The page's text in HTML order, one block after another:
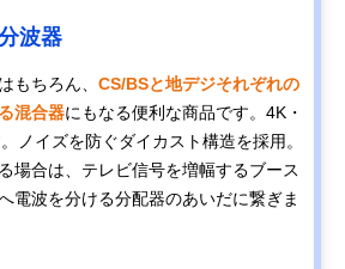
波器
もちろん、 CS/BSと地デジそれぞれの
混合器にもなる便利な商品です。4K・
ノイズを防ぐダイカスト構造を採用。
場合は、テレビ信号を増幅するブース
電波を分ける分配器のあいだに繋ぎま